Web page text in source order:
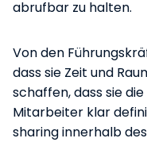
abrufbar zu halten.
Von den
dass sie Zeit und
schaffen, dass sie
Mitarbeiter klar
sharing innerhalb